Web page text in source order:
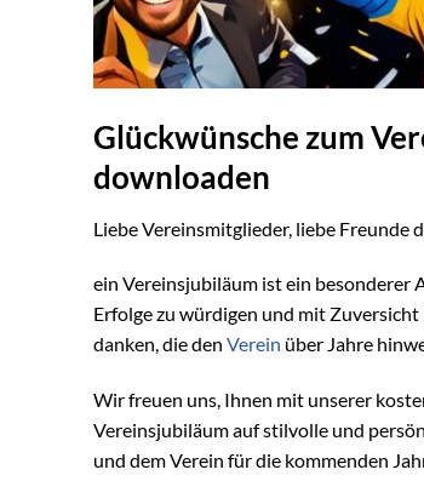
Glückwünsche zum
downloaden
Liebe Vereinsmitglieder, liebe Freunde
ein Vereinsjubiläum ist ein besonderer
Erfolge zu würdigen und mit
danken, die den Verein über Jahre
Wir freuen uns, Ihnen mit unserer
Vereinsjubiläum auf stilvolle und
und dem Verein für die kommenden